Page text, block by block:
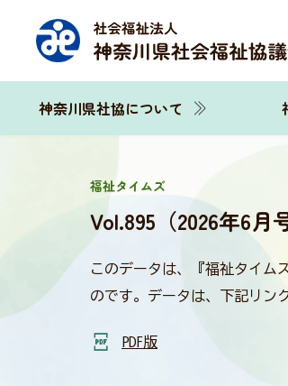
神奈川県社協について
福祉タイムズ
Vol.895（2026年6月
このデータは、『福祉タイム
のです。データは、下記リン
PDF版